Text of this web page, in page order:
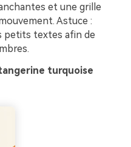
et une grille
Astuce :
petits textes afin de
turquoise